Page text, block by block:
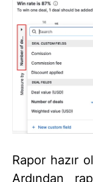
Rapor hazır
Ardından